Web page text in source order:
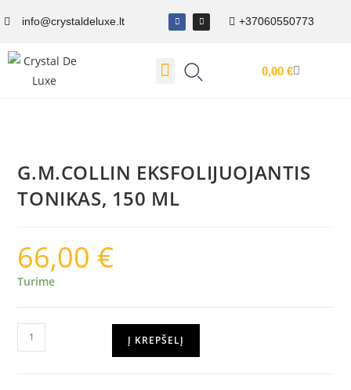
info@crystaldeluxe.lt +37060550773
0,00 €
G.M.COLLIN EKSFOLIJUOJANTIS
TONIKAS, 150 ML
66,00 €
Turime
Į KREPŠELĮ